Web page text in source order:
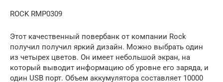
ROCK RMP0309
Этот качественный повербанк от компании Rock
получил получил яркий дизайн. Можно выбрать один
из четырех цветов. Он имеет небольшой экран, на
который выводит информацию об уровне его заряда, и
один USB порт. Объем аккумулятора составляет 10000